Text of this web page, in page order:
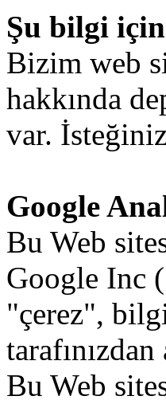
Şu bilgi için
Bizim web
hakkında
var.
Google
Bu Web
Google Inc
"çerez",
tarafınızdan
Bu Web